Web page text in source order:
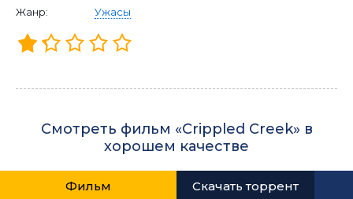
Жанр:
Ужасы
Смотреть фильм «Crippled Creek» в
хорошем качестве
Фильм Скачать торрент